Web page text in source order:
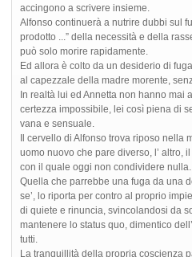
accingono a scrivere insieme.
Alfonso continuerà a nutrire dubbi sul
prodotto ...” della necessità e della
può solo morire rapidamente.
Ed allora è colto da un desiderio di
al capezzale della madre morente,
In realtà lui ed Annetta non hanno mai
certezza impossibile, lei così piena di
vana e sensuale.
Il cervello di Alfonso trova riposo nella
uomo nuovo che pare diverso, l’ altro,
con il quale oggi non condividere nulla.
Quella che parrebbe una fuga da una
se’, lo riporta per contro al proprio
di quiete e rinuncia, svincolandosi da
mantenere lo status quo, dimentico
tutti.
La tranquillità della propria coscienza